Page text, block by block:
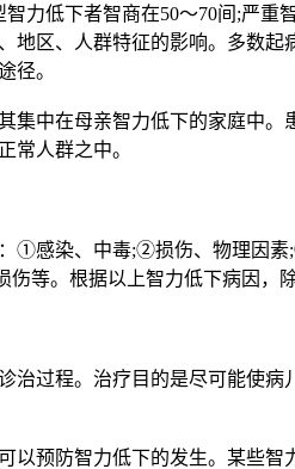
力低下者智商在50～70间;严
区、人群特征的影响。多数起
径。
中在母亲智力低下的家庭中
常人群之中。
①感染、中毒;②损伤、物理因
等。根据以上智力低下病因，
过程。治疗目的是尽可能使
预防智力低下的发生。某些智